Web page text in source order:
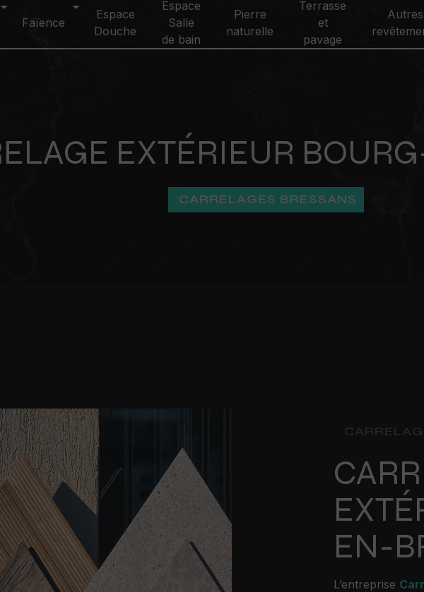
Faïence
Espace
Douche
Espace
Salle
de bain
Pierre
naturelle
Terrasse
et
pavage
Autres
EXTÉRIEUR
CARRELAGES BRESSANS
EN-
L’entreprise